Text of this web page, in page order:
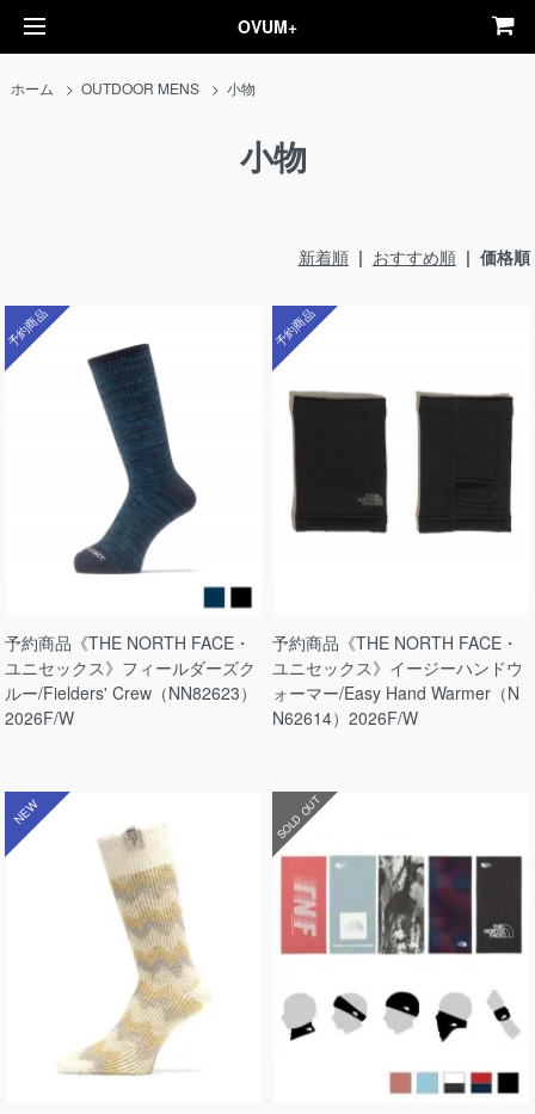
OVUM+
ホーム >OUTDOOR MENS >小物
小物
新着順| おすすめ順| 価格順
予約商品
予約商品《THE NORTH FACE・
ユニセックス》フィールダーズク
ルー/Fielders' Crew（NN82623）
2026F/W
予約商品
予約商品《THE NORTH FACE・
ユニセックス》イージーハンドウ
ォーマー/Easy Hand Warmer（N
N62614）2026F/W
NEW SOLD OUT